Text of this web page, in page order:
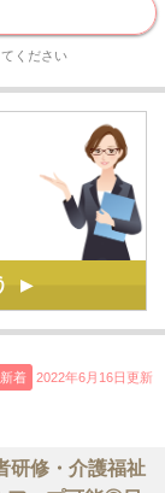
ください
▶
新着 2022年6月16日更新
研修・介護福祉